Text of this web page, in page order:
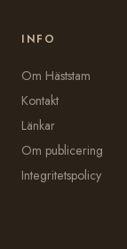
INFO
Om Häststam
Kontakt
Länkar
Om publicering
Integritetspolicy